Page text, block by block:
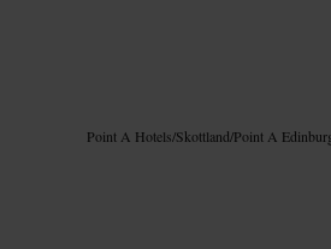
Point A Hotels/Skottland/Point A